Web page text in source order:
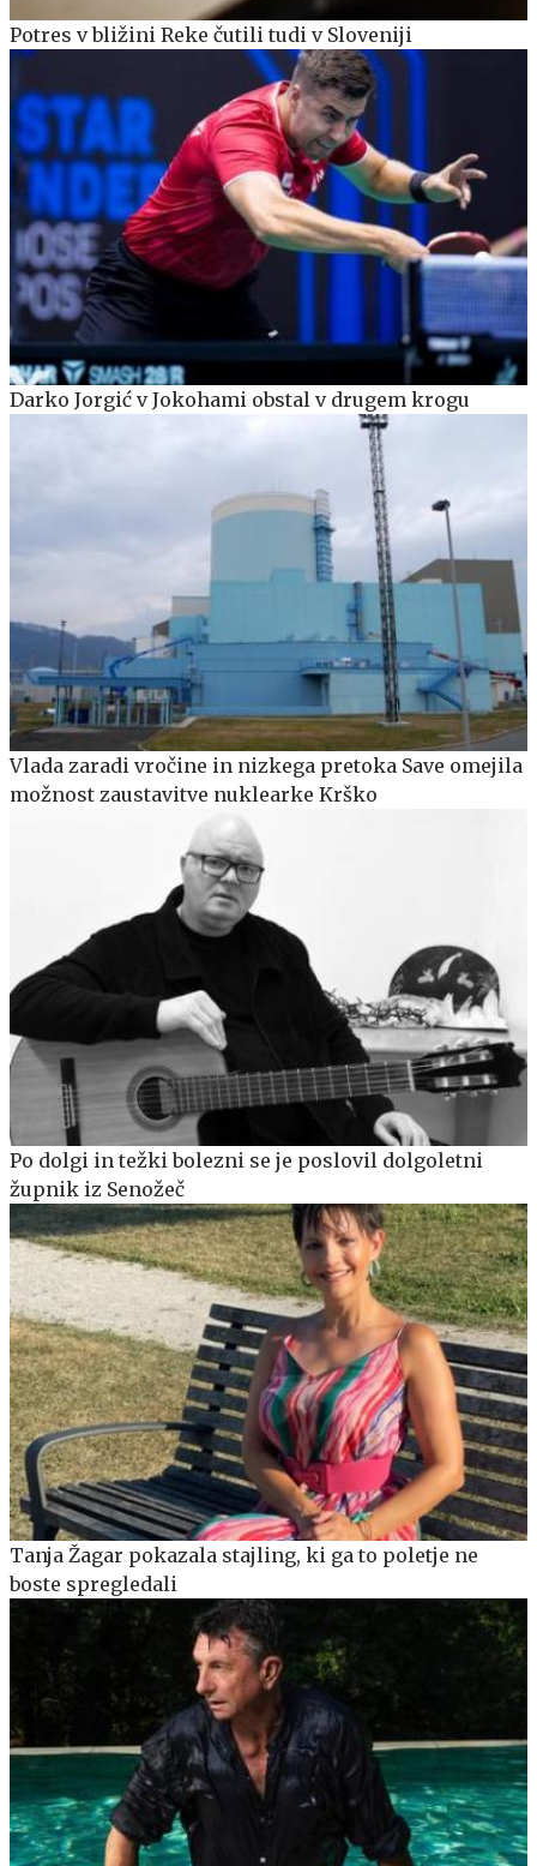
Potres v bližini Reke čutili tudi v Sloveniji
Darko Jorgić v Jokohami obstal v drugem krogu
Vlada zaradi vročine in nizkega pretoka Save omejila
možnost zaustavitve nuklearke Krško
Po dolgi in težki bolezni se je poslovil dolgoletni
župnik iz Senožeč
Tanja Žagar pokazala stajling, ki ga to poletje ne
boste spregledali